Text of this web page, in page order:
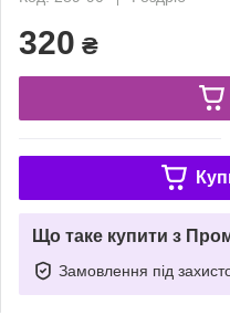
320 ₴
Що таке купити з
Замовлення під